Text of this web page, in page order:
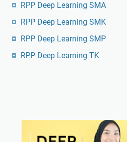
RPP Deep Learning SMA
RPP Deep Learning SMK
RPP Deep Learning SMP
RPP Deep Learning TK